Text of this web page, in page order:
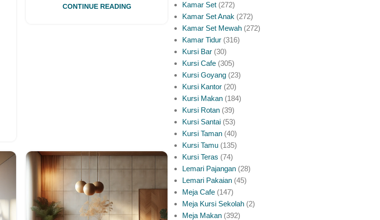
CONTINUE READING Kamar Set 272
Kamar Set Anak 272
Kamar Set Mewah 272
Kamar Tidur 316
Kursi Bar 30
Kursi Cafe 305
Kursi Goyang 23
Kursi Kantor 20
Kursi Makan 184
Kursi Rotan 39
Kursi Santai 53
Kursi Taman 40
Kursi Tamu 135
Kursi Teras 74
Lemari Pajangan 28
Lemari Pakaian 45
Meja Cafe 147
Meja Kursi Sekolah 2
Meja Makan 392